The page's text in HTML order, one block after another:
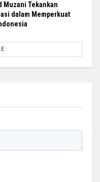
Muzani Tekankan
dalam Memperkuat